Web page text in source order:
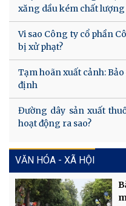
xăng dầu kém chất lượng
Vi sao Công ty cổ phần
bị xử phạt?
Tạm hoãn xuất cảnh:
định
Đường dây sản xuất
hoạt động ra sao?
VĂN HÓA - XÃ HỘI